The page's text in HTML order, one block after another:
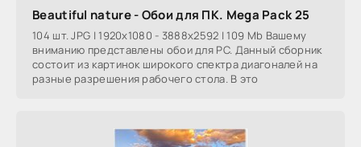
Beautiful nature - Обои для ПК. Mega Pack 25
104 шт. JPG | 1920x1080 - 3888x2592 | 109 Mb Вашему
вниманию представлены обои для PC. Данный сборник
состоит из картинок широкого спектра диагоналей на
разные разрешения рабочего стола. В это